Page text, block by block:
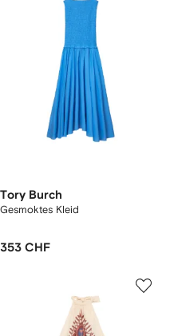
Tory Burch
Gesmoktes Kleid
353 CHF